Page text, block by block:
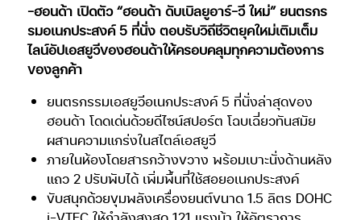
-ฮอนด้า เปิดตัว “ฮอนด้า ดับเบิลยูอาร์-วี ใหม่” ยนตรกร
รมอเนกประสงค์ 5 ที่นั่ง ตอบรับวิถีชีวิตยุคใหม่เติมเต็ม
ไลน์อัปเอสยูวีของฮอนด้าให้ครอบคลุมทุกความต้องการ
ของลูกค้า
ยนตรกรรมเอสยูวีอเนกประสงค์ 5 ที่นั่งล่าสุดของ
ฮอนด้า โดดเด่นด้วยดีไซน์สปอร์ต โฉบเฉี่ยวทันสมัย
ผสานความแกร่งในสไตล์เอสยูวี
ภายในห้องโดยสารกว้างขวาง พร้อมเบาะนั่งด้านหลัง
แถว 2 ปรับพับได้ เพิ่มพื้นที่ใช้สอยอเนกประสงค์
ขับสนุกด้วยขุมพลังเครื่องยนต์ขนาด 1.5 ลิตร DOHC